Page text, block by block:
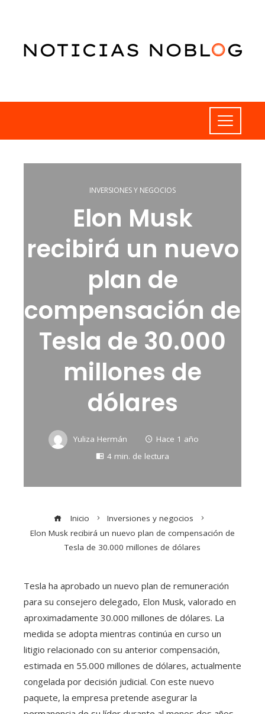
INVERSIONES Y NEGOCIOS
Elon Musk
recibirá un nuevo
plan de
compensación de
Tesla de 30.000
millones de
dólares
Yuliza Hermán
Hace 1 año
4 min. de lectura
Inicio
Inversiones y negocios
Elon Musk recibirá un nuevo plan de compensación de
Tesla de 30.000 millones de dólares
Tesla ha aprobado un nuevo plan de remuneración
para su consejero delegado, Elon Musk, valorado en
aproximadamente 30.000 millones de dólares. La
medida se adopta mientras continúa en curso un
litigio relacionado con su anterior compensación,
estimada en 55.000 millones de dólares, actualmente
congelada por decisión judicial. Con este nuevo
paquete, la empresa pretende asegurar la